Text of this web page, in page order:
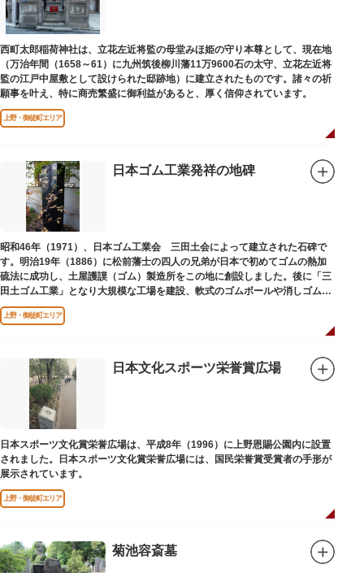
西町太郎稲荷神社は、立花左近将監の母堂みほ姫の守り本尊として、現在地
（万治年間（1658～61）に九州筑後柳川藩11万9600石の太守、立花左近将
監の江戸中屋敷として設けられた邸跡地）に建立されたものです。諸々の祈
願事を叶え、特に商売繁盛に御利益があると、厚く信仰されています。
上野・御徒町エリア
日本ゴム工業発祥の地碑
昭和46年（1971）、日本ゴム工業会 三田土会によって建立された石碑で
す。明治19年（1886）に松前藩士の四人の兄弟が日本で初めてゴムの熱加
硫法に成功し、土屋護謨（ゴム）製造所をこの地に創設しました。後に「三
田土ゴム工業」となり大規模な工場を建設、軟式のゴムボールや消しゴムな
ど新しいゴム製品を次々に開発しました。
上野・御徒町エリア
日本文化スポーツ栄誉賞広場
日本スポーツ文化賞栄誉広場は、平成8年（1996）に上野恩賜公園内に設置
されました。日本スポーツ文化賞栄誉広場には、国民栄誉賞受賞者の手形が
展示されています。
上野・御徒町エリア
菊池容斎墓